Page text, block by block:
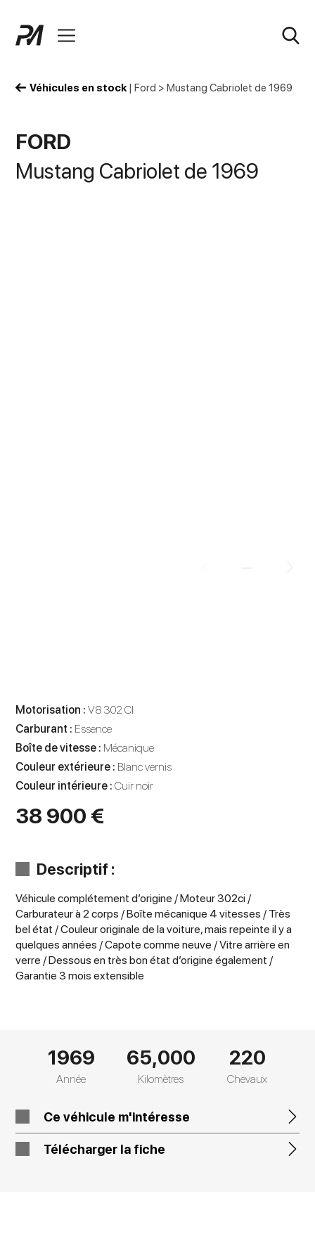
Véhicules en stock|Ford >Mustang Cabriolet de 1969
FORD
Mustang Cabriolet de 1969
Motorisation : V8 302 CI
Carburant : Essence
Boîte de vitesse : Mécanique
Couleur extérieure : Blanc vernis
Couleur intérieure : Cuir noir
38 900 €
Descriptif :
Véhicule complétement d’origine / Moteur 302ci /
Carburateur à 2 corps / Boîte mécanique 4 vitesses / Très
bel état / Couleur originale de la voiture, mais repeinte il y a
quelques années / Capote comme neuve / Vitre arrière en
verre / Dessous en très bon état d’origine également /
Garantie 3 mois extensible
1969
Année
65,000
Kilomètres
220
Chevaux
Ce véhicule m'intéresse
Télécharger la fiche